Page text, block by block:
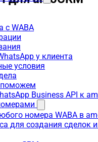
с WABA
у клиента
условия
поможем
Business API к
номера WABA в
для создания сделок